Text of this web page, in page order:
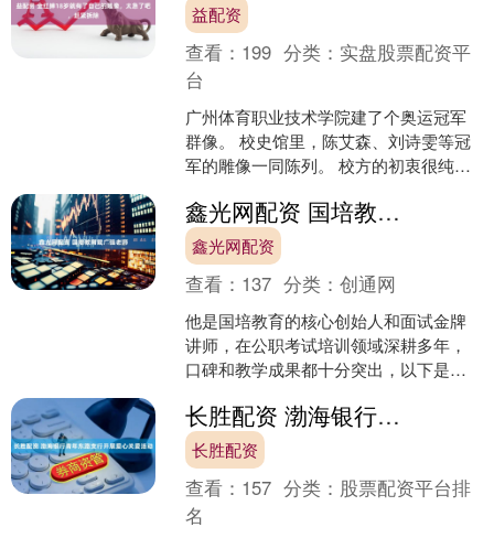
益配资
查看： 199 分类： 实盘股票配资平
台
广州体育职业技术学院建了个奥运冠军
群像。 校史馆里，陈艾森、刘诗雯等冠
军的雕像一同陈列。 校方的初衷很纯
红婵们肯吃苦、敢拼搏的....鑫光网配资 国培教育戴广强老师
鑫光网配资
查看： 137 分类：创通网
他是国培教育的核心创始人和面试金牌
讲师，在公职考试培训领域深耕多年，
口碑和教学成果都十分突出，以下是详
年，戴广强带领团队....
长胜配资 渤海银行青年东路支行开展爱心关爱活动
长胜配资
查看： 157 分类： 股票配资平台排
名